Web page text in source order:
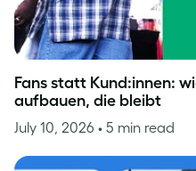
Fans statt Kund:innen:
aufbauen, die bleibt
July 10, 2026 • 5 min read